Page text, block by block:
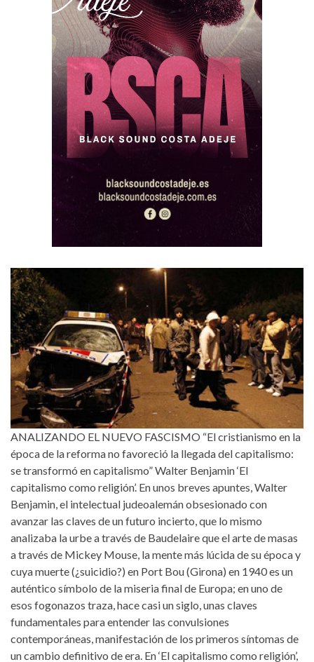
ANALIZANDO EL NUEVO FASCISMO “El cristianismo en la
época de la reforma no favoreció la llegada del capitalismo:
se transformó en capitalismo” Walter Benjamin ‘El
capitalismo como religión’. En unos breves apuntes, Walter
Benjamin, el intelectual judeoalemán obsesionado con
avanzar las claves de un futuro incierto, que lo mismo
analizaba la urbe a través de Baudelaire que el arte de masas
a través de Mickey Mouse, la mente más lúcida de su época y
cuya muerte (¿suicidio?) en Port Bou (Girona) en 1940 es un
auténtico símbolo de la miseria final de Europa; en uno de
esos fogonazos traza, hace casi un siglo, unas claves
fundamentales para entender las convulsiones
contemporáneas, manifestación de los primeros síntomas de
un cambio definitivo de era. En ‘El capitalismo como religión’,